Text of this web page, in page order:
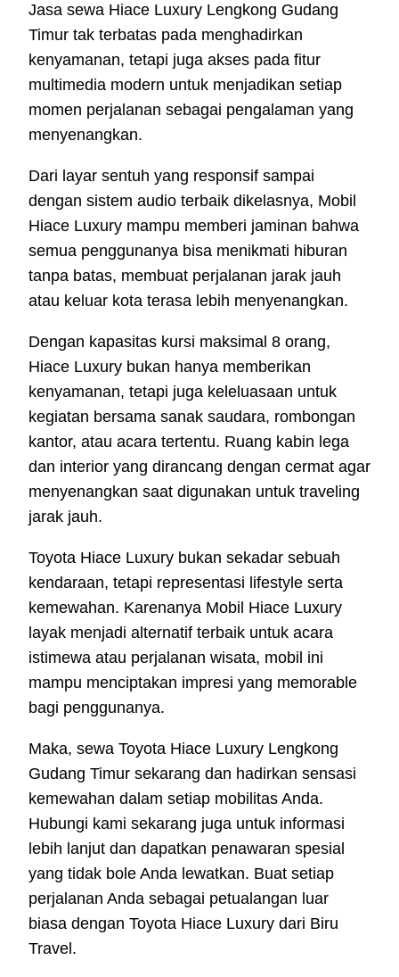
Jasa sewa Hiace Luxury Lengkong Gudang
Timur tak terbatas pada menghadirkan
kenyamanan, tetapi juga akses pada fitur
multimedia modern untuk menjadikan setiap
momen perjalanan sebagai pengalaman yang
menyenangkan.
Dari layar sentuh yang responsif sampai
dengan sistem audio terbaik dikelasnya, Mobil
Hiace Luxury mampu memberi jaminan bahwa
semua penggunanya bisa menikmati hiburan
tanpa batas, membuat perjalanan jarak jauh
atau keluar kota terasa lebih menyenangkan.
Dengan kapasitas kursi maksimal 8 orang,
Hiace Luxury bukan hanya memberikan
kenyamanan, tetapi juga keleluasaan untuk
kegiatan bersama sanak saudara, rombongan
kantor, atau acara tertentu. Ruang kabin lega
dan interior yang dirancang dengan cermat agar
menyenangkan saat digunakan untuk traveling
jarak jauh.
Toyota Hiace Luxury bukan sekadar sebuah
kendaraan, tetapi representasi lifestyle serta
kemewahan. Karenanya Mobil Hiace Luxury
layak menjadi alternatif terbaik untuk acara
istimewa atau perjalanan wisata, mobil ini
mampu menciptakan impresi yang memorable
bagi penggunanya.
Maka, sewa Toyota Hiace Luxury Lengkong
Gudang Timur sekarang dan hadirkan sensasi
kemewahan dalam setiap mobilitas Anda.
Hubungi kami sekarang juga untuk informasi
lebih lanjut dan dapatkan penawaran spesial
yang tidak bole Anda lewatkan. Buat setiap
perjalanan Anda sebagai petualangan luar
biasa dengan Toyota Hiace Luxury dari Biru
Travel.